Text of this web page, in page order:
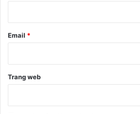
Email *
Trang web